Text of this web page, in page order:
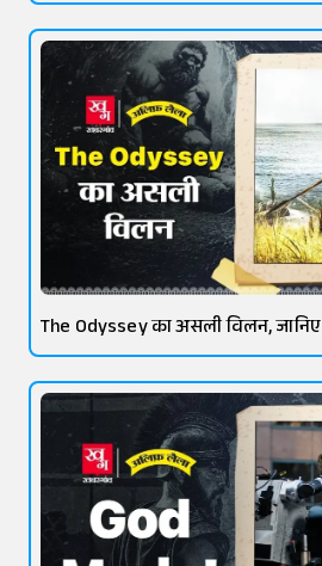
The Odyssey का असली विलन, जानिए